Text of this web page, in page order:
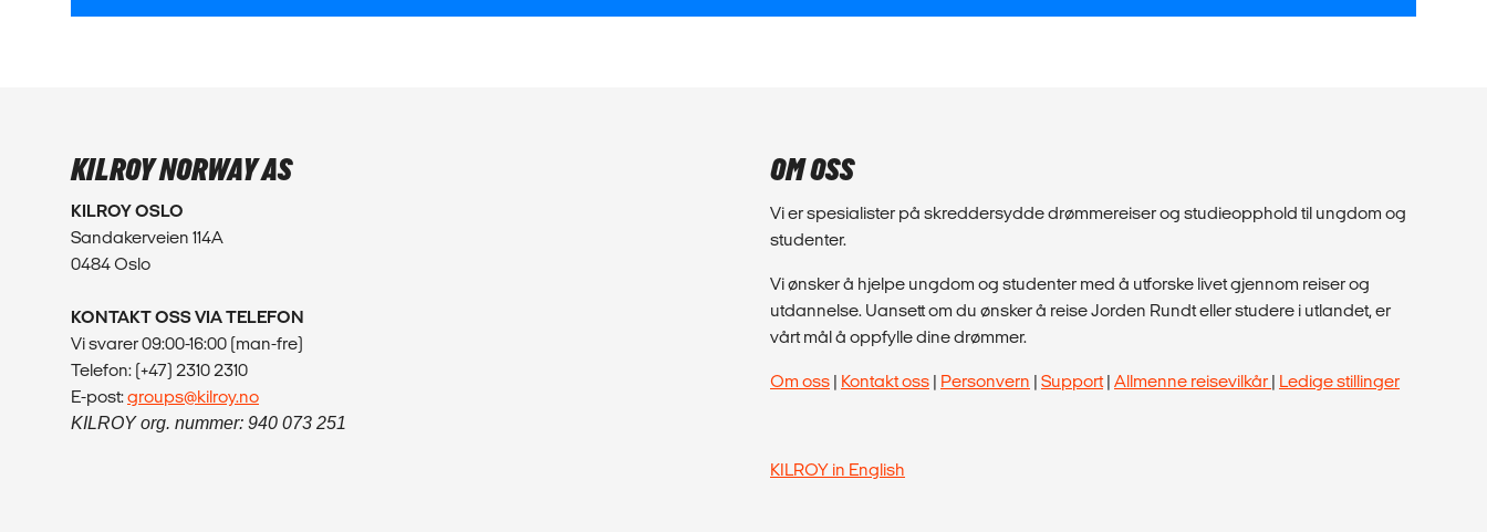
KILROY NORWAY AS
KILROY OSLO
Sandakerveien 114A
0484 Oslo
KONTAKT OSS VIA TELEFON
Vi svarer 09:00-16:00 (man-fre)
Telefon: (+47) 2310 2310
E-post:groups@kilroy.no
KILROY org. nummer: 940 073 251
OM OSS
Vi er spesialister på skreddersydde drømmereiser og studieopphold til ungdom og
studenter.
Vi ønsker å hjelpe ungdom og studenter med å utforske livet gjennom reiser og
utdannelse. Uansett om du ønsker å reise Jorden Rundt eller studere i utlandet, er
vårt mål å oppfylle dine drømmer.
Om oss | Kontakt oss | Personvern | Support| Allmenne reisevilkår | Ledige stillinger
KILROY in English